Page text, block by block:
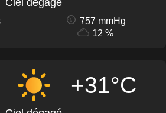
Ciel dégagé
757 mmHg
12 %
+31°C